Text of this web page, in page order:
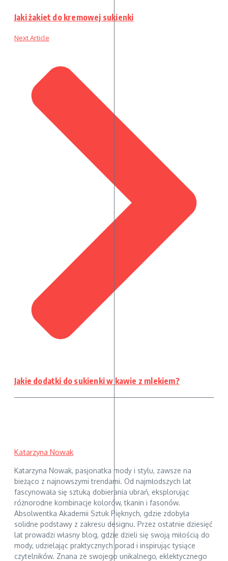
Jaki żakiet do kremowej sukienki
Next Article
Jakie dodatki do sukienki w kawie z mlekiem?
Katarzyna Nowak
Katarzyna Nowak, pasjonatka mody i stylu, zawsze na
bieżąco z najnowszymi trendami. Od najmłodszych lat
fascynowała się sztuką dobierania ubrań, eksplorując
różnorodne kombinacje kolorów, tkanin i fasonów.
Absolwentka Akademii Sztuk Pięknych, gdzie zdobyła
solidne podstawy z zakresu designu. Przez ostatnie dziesięć
lat prowadzi własny blog, gdzie dzieli się swoją miłością do
mody, udzielając praktycznych porad i inspirując tysiące
czytelników. Znana ze swojego unikalnego, eklektycznego